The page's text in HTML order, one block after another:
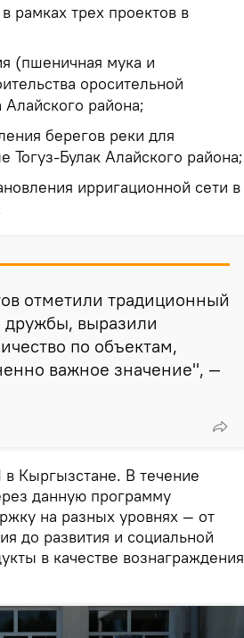
рамках трех проектов в
(пшеничная мука и
оросительной
района;
берегов реки для
Тогуз-Булак Алайского района;
ирригационной сети в
отметили традиционный
дружбы, выразили
по объектам,
важное значение", —
Кыргызстане. В течение
данную программу
на разных уровнях — от
до развития и социальной
в качестве вознаграждения